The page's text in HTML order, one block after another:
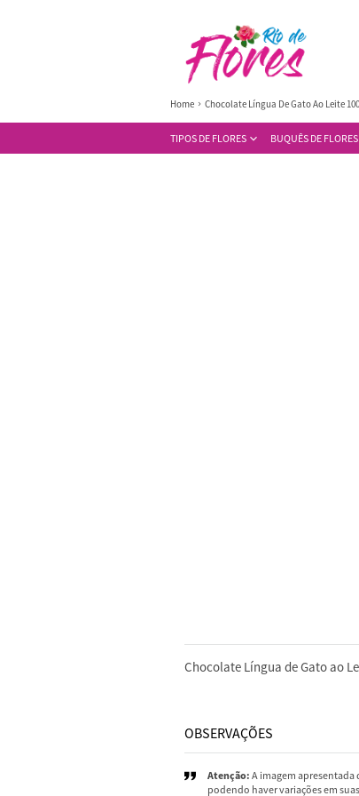
TIPOS DE FLORES BUQUÊS DE FLORES
Home Chocolate Língua De Gato Ao Leite
Chocolate Língua de Gato ao
OBSERVAÇÕES
Atenção: A imagem
podendo haver variações em